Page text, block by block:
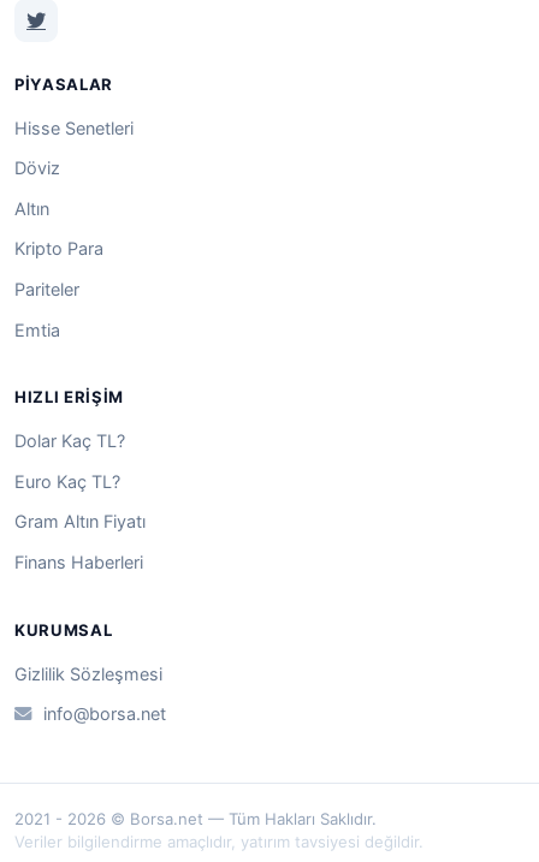
PIYASALAR
Hisse Senetleri
Döviz
Altın
Kripto Para
Pariteler
Emtia
HIZLI ERIŞIM
Dolar Kaç TL?
Euro Kaç TL?
Gram Altın Fiyatı
Finans Haberleri
KURUMSAL
Gizlilik Sözleşmesi
info@borsa.net
2021 - 2026 © Borsa.net — Tüm Hakları Saklıdır.
Veriler bilgilendirme amaçlıdır, yatırım tavsiyesi değildir.